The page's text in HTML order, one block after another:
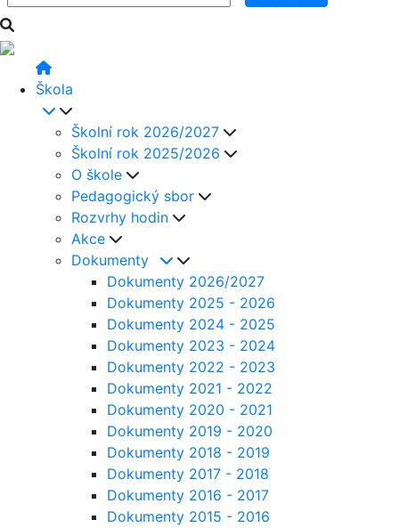
Škola
Školní rok 2026/2027
Školní rok 2025/2026
O škole
Pedagogický sbor
Rozvrhy hodin
Akce
Dokumenty
Dokumenty 2026/2027
Dokumenty 2025 - 2026
Dokumenty 2024 - 2025
Dokumenty 2023 - 2024
Dokumenty 2022 - 2023
Dokumenty 2021 - 2022
Dokumenty 2020 - 2021
Dokumenty 2019 - 2020
Dokumenty 2018 - 2019
Dokumenty 2017 - 2018
Dokumenty 2016 - 2017
Dokumenty 2015 - 2016